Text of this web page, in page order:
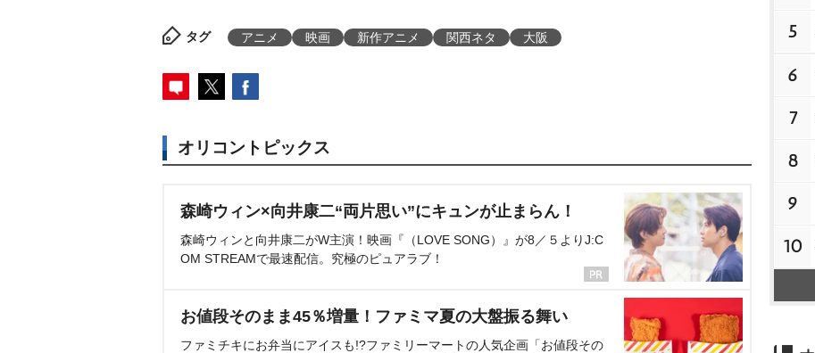
タグ アニメ 映画 新作アニメ 関西ネタ 大阪
オリコントピックス
森崎ウィン×向井康二“両片思い”にキュンが止まらん！
森崎ウィンと向井康二がW主演！映画『（LOVE SONG）』が8／５よりJ:C
OM STREAMで最速配信。究極のピュアラブ！
お値段そのまま45％増量！ファミマ夏の大盤振る舞い
ファミチキにお弁当にアイスも!?ファミリーマートの人気企画「お値段その
5
6
7
8
9
10